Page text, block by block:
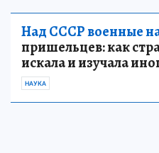
Над СССР военные
пришельцев: как
искала и изучала
НАУКА